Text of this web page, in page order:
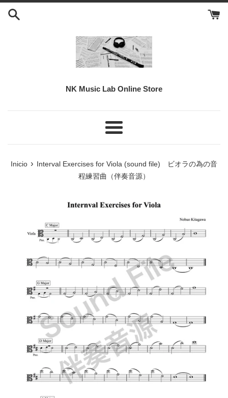
Ir
directamente
NK Music Lab Online Store
Más
Inicio › Interval Exercises for Viola (sound file) ビオラの為の音
程練習曲（伴奏音源）